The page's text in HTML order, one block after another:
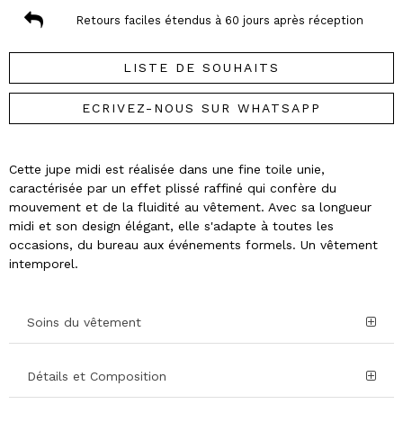
Retours faciles étendus à 60 jours après réception
LISTE DE SOUHAITS
ECRIVEZ-NOUS SUR WHATSAPP
Cette jupe midi est réalisée dans une fine toile unie,
caractérisée par un effet plissé raffiné qui confère du
mouvement et de la fluidité au vêtement. Avec sa longueur
midi et son design élégant, elle s'adapte à toutes les
occasions, du bureau aux événements formels. Un vêtement
intemporel.
Soins du vêtement
Détails et Composition